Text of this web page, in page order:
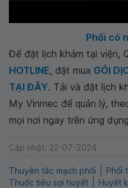
Phổi có
Để đặt lịch khám tại viện,
HOTLINE, đặt mua GÓI
TẠI ĐÂY. Tải và đặt lịch
My Vinmec để quản lý,
mọi nơi ngay trên ứng
Cập nhật: 22-07-2024
Thuyên tắc mạch phổi
Phổi
Thuốc tiêu sợi huyết
Huyết